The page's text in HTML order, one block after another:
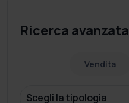
Ricerca avanzata
Vendita